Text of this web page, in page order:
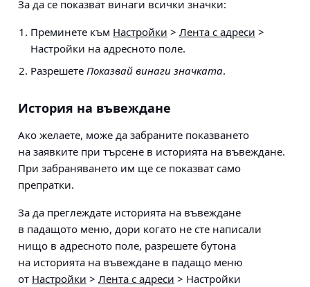
За да се показват винаги всички значки:
Преминете към Настройки > Лента с адреси >
Настройки на адресното поле.
Разрешете Показвай винаги значката.
История на въвеждане
Ако желаете, може да забраните показването
на заявките при търсене в историята на въвеждане.
При забраняването им ще се показват само
препратки.
За да преглеждате историята на въвеждане
в падащото меню, дори когато не сте написали
нищо в адресното поле, разрешете бутона
на историята на въвеждане в падащо меню
от Настройки > Лента с адреси > Настройки